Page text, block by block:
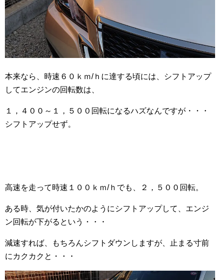
本来なら、時速６０ｋｍ/ｈに達する頃には、シフトアップ
してエンジンの回転数は、
１，４００～１，５００回転になるハズなんですが・・・
シフトアップせず。
高速を走って時速１００ｋｍ/ｈでも、２，５００回転。
ある時、気が付いたかのようにシフトアップして、エンジ
ン回転が下がるという・・・
減速すれば、もちろんシフトダウンしますが、止まる寸前
にカクカクと・・・